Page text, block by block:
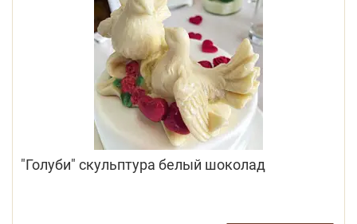
"Голуби" скульптура белый шоколад